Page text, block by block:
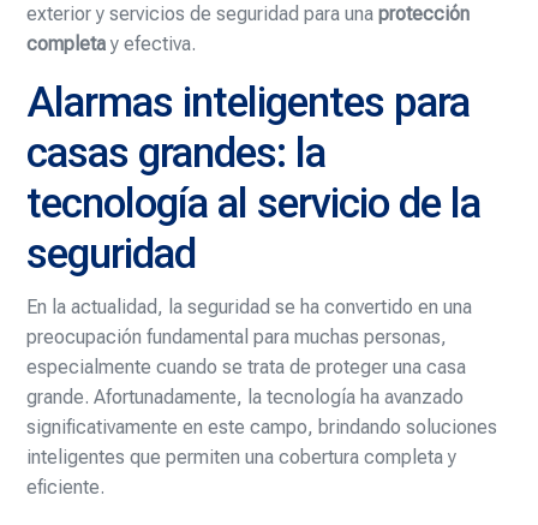
exterior y servicios de seguridad para unaprotección
completa y efectiva.
Alarmas inteligentes para
casas grandes: la
tecnología al servicio de la
seguridad
En la actualidad, la seguridad se ha convertido en una
preocupación fundamental para muchas personas,
especialmente cuando se trata de proteger una casa
grande. Afortunadamente, la tecnología ha avanzado
significativamente en este campo, brindando soluciones
inteligentes que permiten una cobertura completa y
eficiente.